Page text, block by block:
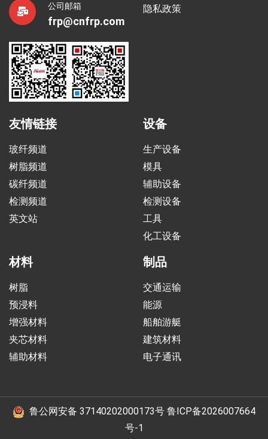
公司邮箱
frp@cnfrp.com
隐私政策
友情链接
玻纤频道
树脂频道
碳纤频道
检测频道
英文站
设备
生产设备
模具
辅助设备
检测设备
工具
化工设备
材料
树脂
预浸料
增强材料
夹芯材料
辅助材料
制品
交通运输
能源
船舶游艇
建筑材料
电子通讯
鲁公网安备 37140202000173号 鲁ICP备2026007664
号-1